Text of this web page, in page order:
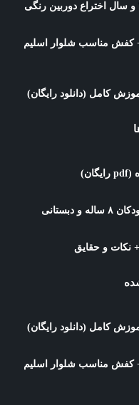
سال اختراع دوربین رنگی
کفش مناسب شلوار اسلیم
کفش مناسب شلوار اسلیم